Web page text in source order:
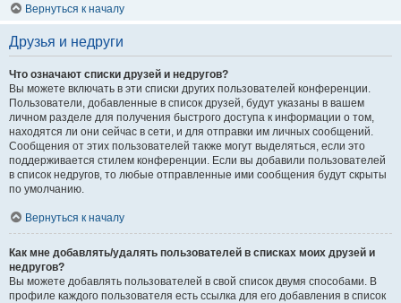
Вернуться к началу
Друзья и недруги
Что означают списки друзей и недругов?
Вы можете включать в эти списки других пользователей конференции.
Пользователи, добавленные в список друзей, будут указаны в вашем
личном разделе для получения быстрого доступа к информации о том,
находятся ли они сейчас в сети, и для отправки им личных сообщений.
Сообщения от этих пользователей также могут выделяться, если это
поддерживается стилем конференции. Если вы добавили пользователей
в список недругов, то любые отправленные ими сообщения будут скрыты
по умолчанию.
Вернуться к началу
Как мне добавлять/удалять пользователей в списках моих друзей и
недругов?
Вы можете добавлять пользователей в свой список двумя способами. В
профиле каждого пользователя есть ссылка для его добавления в список